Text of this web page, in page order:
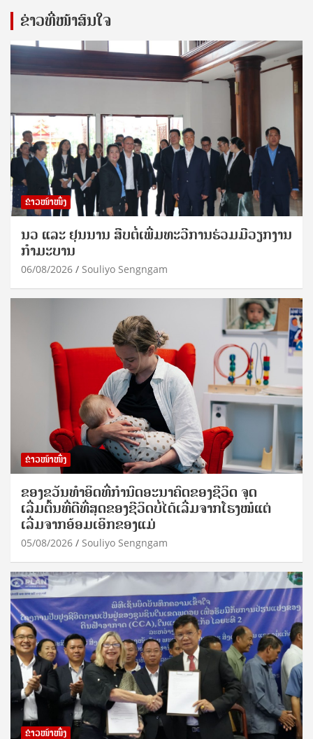
ຂ່າວທີ່ໜ້າສົນໃຈ
ຂ່າວໜ້າໜຶ່ງ
ນວ ແລະ ຢຸນນານ ສືບຕໍ່ເພີ່ມທະວີການຮ່ວມມືວຽກງານ
ກຳມະບານ
06/08/2026 Souliyo Sengngam
ຂ່າວໜ້າໜຶ່ງ
ຂອງຂວັນທໍາອິດທີ່ກໍານົດອະນາຄົດຂອງຊີວິດ ຈຸດ
ເລີ່ມຕົ້ນທີ່ດີທີ່ສຸດຂອງຊີວິດບໍ່ໄດ້ເລີ່ມຈາກໂຮງໝໍແຕ່
ເລີ່ມຈາກອ້ອມເອິກຂອງແມ່
05/08/2026 Souliyo Sengngam
ຂ່າວໜ້າໜຶ່ງ